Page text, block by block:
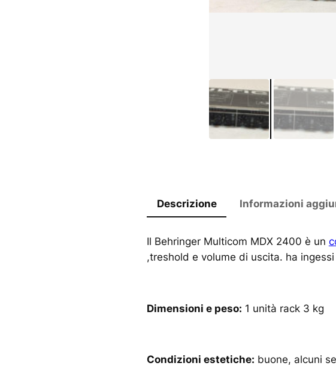
Descrizione Informazioni
Il Behringer Multicom MDX 2400 è un
,treshold e volume di uscita. ha
Dimensioni e peso: 1 unità rack 3 kg
Condizioni estetiche: buone, alcuni